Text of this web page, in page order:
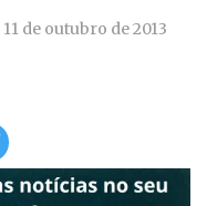
11 de outubro de 2013